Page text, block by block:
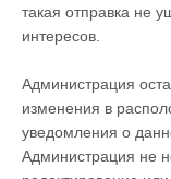
такая отправка не
интересов.
Администрация
изменения в
уведомления о
Администрация не